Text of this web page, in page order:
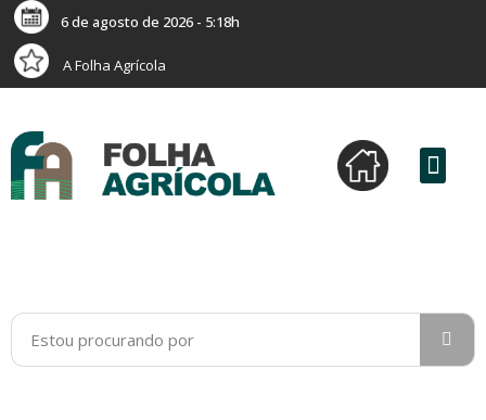
6 de agosto de 2026 - 5:18h
A Folha Agrícola